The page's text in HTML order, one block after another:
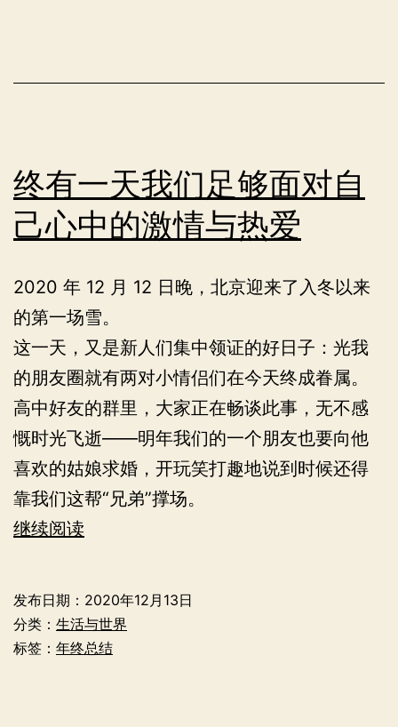
终有一天我们足够面对自
己心中的激情与热爱
2020 年 12 月 12 日晚，北京迎来了入冬以来
的第一场雪。
这一天，又是新人们集中领证的好日子：光我
的朋友圈就有两对小情侣们在今天终成眷属。
高中好友的群里，大家正在畅谈此事，无不感
慨时光飞逝——明年我们的一个朋友也要向他
喜欢的姑娘求婚，开玩笑打趣地说到时候还得
靠我们这帮“兄弟”撑场。
继续阅读
天
我
发布日期： 2020年12月13日
分类： 生活与世界
标签： 年终总结